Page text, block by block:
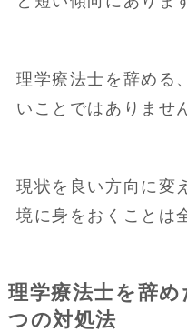
理学療法士を辞める
いことではありませ
現状を良い方向に変
境に身をおくことは
理学療法士を辞
つの対処法